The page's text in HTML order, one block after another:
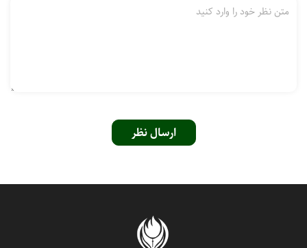
ارسال نظر